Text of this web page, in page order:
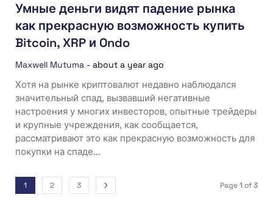
Умные деньги видят падение рынка
как прекрасную возможность купить
Bitcoin, XRP и Ondo
Maxwell Mutuma - about a year ago
Хотя на рынке криптовалют недавно наблюдался
значительный спад, вызвавший негативные
настроения у многих инвесторов, опытные трейдеры
и крупные учреждения, как сообщается,
рассматривают это как прекрасную возможность для
покупки на спаде...
1 2 3 Page 1 of 3